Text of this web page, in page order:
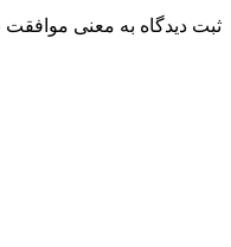
ثبت دیدگاه به معنی موافقت